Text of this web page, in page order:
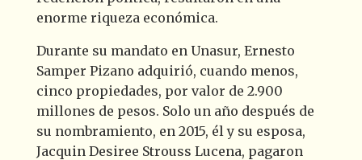
enorme riqueza económica.
Durante su mandato en Unasur, Ernesto
Samper Pizano adquirió, cuando menos,
cinco propiedades, por valor de 2.900
millones de pesos. Solo un año después de
su nombramiento, en 2015, él y su esposa,
Jacquin Desiree Strouss Lucena, pagaron